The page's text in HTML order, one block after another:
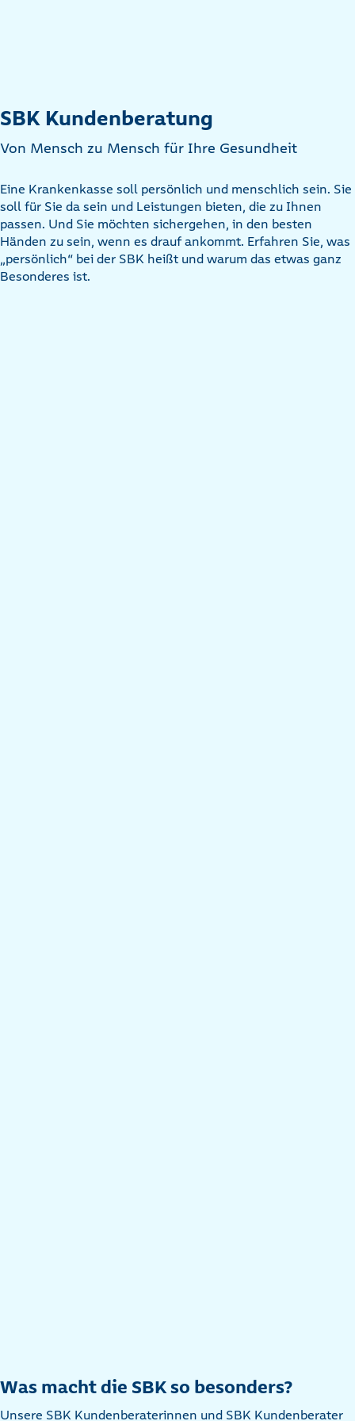
SBK Kundenberatung
Von Mensch zu Mensch für Ihre Gesundheit
Eine Krankenkasse soll persönlich und menschlich sein. Sie
soll für Sie da sein und Leistungen bieten, die zu Ihnen
passen. Und Sie möchten sichergehen, in den besten
Händen zu sein, wenn es drauf ankommt. Erfahren Sie, was
„persönlich“ bei der SBK heißt und warum das etwas ganz
Besonderes ist.
Was macht die SBK so besonders?
Unsere SBK Kundenberaterinnen und SBK Kundenberater